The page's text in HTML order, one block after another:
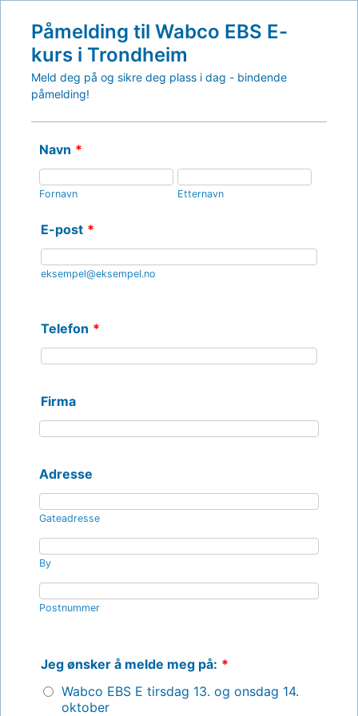
Påmelding til Wabco EBS E-
kurs i Trondheim
Meld deg på og sikre deg plass i dag - bindende
påmelding!
Navn *
Fornavn Etternavn
E-post *
eksempel@eksempel.no
Telefon *
Firma
Adresse
Gateadresse
By
Postnummer
Jeg ønsker å melde meg på: *
Wabco EBS E tirsdag 13. og onsdag 14.
oktober